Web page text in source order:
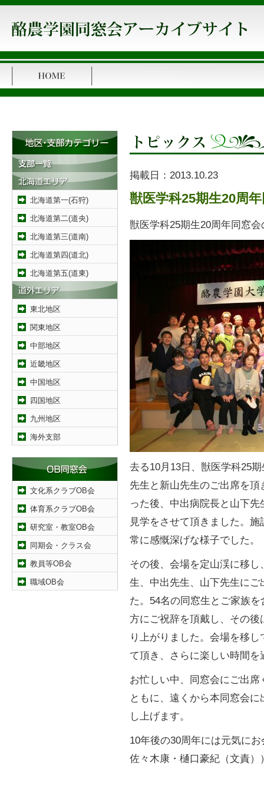
北海道第一(石狩)
北海道第二(道央)
北海道第三(道南)
北海道第四(道北)
北海道第五(道東)
東北地区
関東地区
中部地区
近畿地区
中国地区
四国地区
九州地区
海外支部
文化系クラブOB会
体育系クラブOB会
研究室・教室OB会
同期会・クラス会
教員等OB会
職域OB会
掲載日： 2013.10.23
獣医学科25期生20周
獣医学科25期生20周年同窓
去る10月13日、獣医学科25
先生と新山先生のご出席を
った後、中出病院長と山下
見学をさせて頂きました。
常に感慨深げな様子でした。
その後、会場を定山渓に移
生、中出先生、山下先生に
た。54名の同窓生とご家族
方にご祝辞を頂戴し、その
り上がりました。会場を移
て頂き、さらに楽しい時間
お忙しい中、同窓会にご出
ともに、遠くから本同窓会
し上げます。
10年後の30周年には元気に
佐々木康・樋口豪紀（文責）